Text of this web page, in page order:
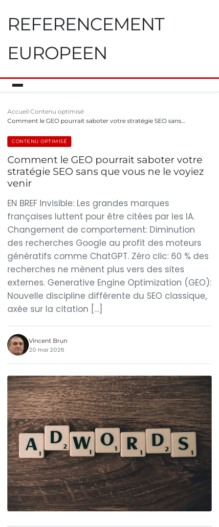
REFERENCEMENT
EUROPEEN
Accueil Contenu optimisé
Comment le GEO pourrait saboter votre stratégie SEO sans…
CONTENU OPTIMISÉ
Comment le GEO pourrait saboter votre
stratégie SEO sans que vous ne le voyiez
venir
EN BREF Invisible: Les grandes marques
françaises luttent pour être citées par les IA.
Changement de comportement: Diminution
des recherches Google au profit des moteurs
génératifs comme ChatGPT. Zéro clic: 60 % des
recherches ne mènent plus vers des sites
externes. Generative Engine Optimization (GEO):
Nouvelle discipline différente du SEO classique,
axée sur la citation […]
Vincent Brun
20 mai 2026